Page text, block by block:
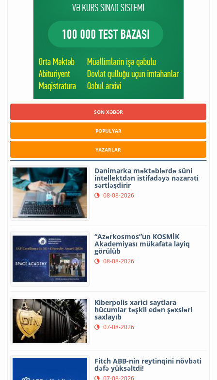
SON XƏBƏR
POPULYAR
YAZARLAR
Danimarka məktəblərdə süni
intellektdən istifadəyə nəzarəti
sərtləşdirir
08-08-2026
“Azərkosmos”un KOSMİK
Akademiyası mükafata layiq
görülüb
08-08-2026
Kiberpolis xarici saytlara
hücumlar təşkil edən şəxsləri
saxlayıb
07-08-2026
Fitch ABB-nin reytinqini növbəti
dəfə yüksəltdi!